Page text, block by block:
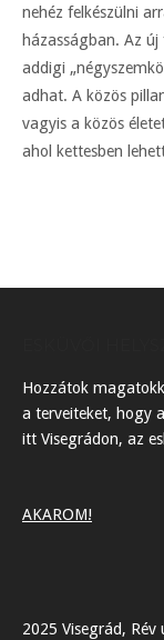
nehéz felkészülni
házasságban. Az
addigi
adhat. A közös
vagyis a közös
ahol kettesben
Hozzátok
a terveiteket, hogy
itt Visegrádon, az
AKAROM!
2025 Visegrád, Rév